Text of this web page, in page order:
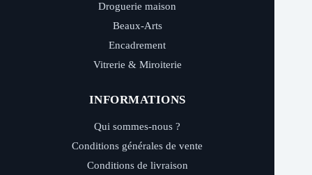
Droguerie maison
Beaux-Arts
Encadrement
Vitrerie & Miroiterie
INFORMATIONS
Qui sommes-nous ?
Conditions générales de vente
Conditions de livraison